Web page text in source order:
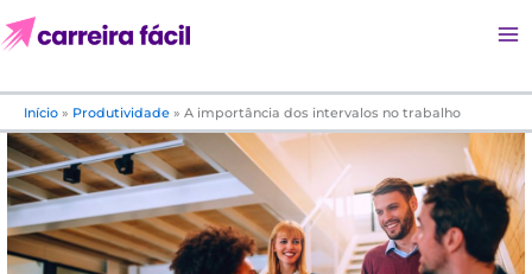
para
conteúdo
Início » Produtividade » A importância dos intervalos no trabalho